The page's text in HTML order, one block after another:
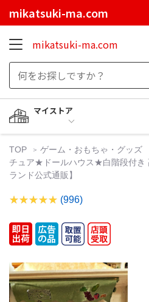
mikatsuki-ma.com
mikatsuki-ma.com
マイストア
TOP ゲーム・おもちゃ・グッズ
チュア★ドールハウス★白階段付き
ランド公式通販】
(996)